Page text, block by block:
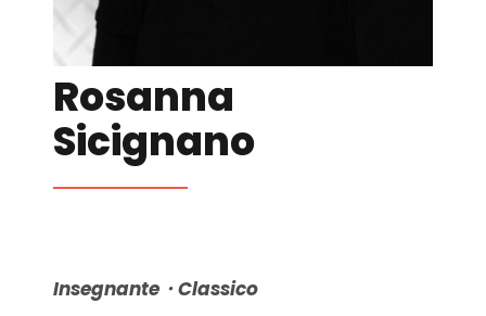
Rosanna
Sicignano
Insegnante・Classico